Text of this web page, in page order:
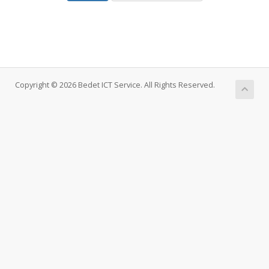
Copyright © 2026 Bedet ICT Service. All Rights Reserved.